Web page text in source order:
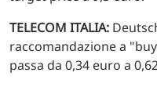
TELECOM ITALIA:
raccomandazione a
passa da 0,34 euro a